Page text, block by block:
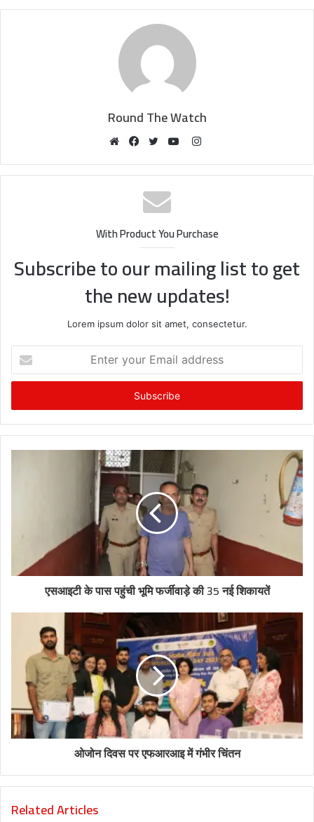
Round The Watch
Instagram
With Product You Purchase
Subscribe to our mailing list to get
the new updates!
Lorem ipsum dolor sit amet, consectetur.
your
Email
एसआइटी के पास पहुंची भूमि फर्जीवाड़े की 35 नई शिकायतें
ओजोन दिवस पर एफआरआइ में गंभीर चिंतन
Related Articles